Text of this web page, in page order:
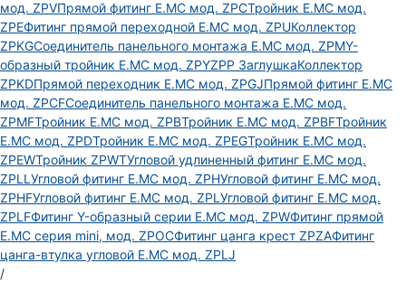
мод. ZPVПрямой фитинг E.MC мод. ZPCТройник E.MC мод.
ZPEФитинг прямой переходной E.MC мод. ZPUКоллектор
ZPKGСоединитель панельного монтажа E.MC мод. ZPMY-
образный тройник E.MC мод. ZPYZPP ЗаглушкаКоллектор
ZPKDПрямой переходник E.MC мод. ZPGJПрямой фитинг E.MC
мод. ZPCFСоединитель панельного монтажа E.MC мод.
ZPMFТройник E.MC мод. ZPBТройник E.MC мод. ZPBFТройник
E.MC мод. ZPDТройник E.MC мод. ZPEGТройник E.MC мод.
ZPEWТройник ZPWTУгловой удлиненный фитинг E.MC мод.
ZPLL Угловой фитинг E.MC мод. ZPHУгловой фитинг E.MC мод.
ZPHFУгловой фитинг E.MC мод. ZPL Угловой фитинг E.MC мод.
ZPLFФитинг Y-образный серии E.MC мод. ZPWФитинг прямой
E.MC серия mini, мод. ZPOCФитинг цанга крест ZPZAФитинг
цанга-втулка угловой Е.МС мод. ZPLJ
/